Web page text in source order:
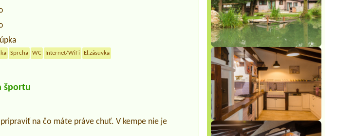
Sprcha WC Internet/WiFi El.zásuvka
športu
na čo máte práve chuť. V kempe nie je